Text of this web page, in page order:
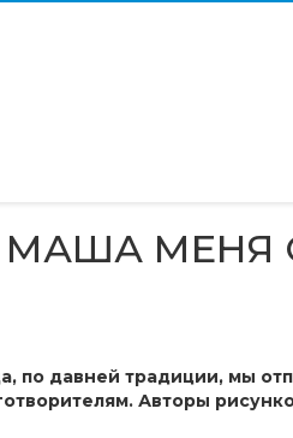
МАША МЕНЯ
по давней традиции, мы
Авторы